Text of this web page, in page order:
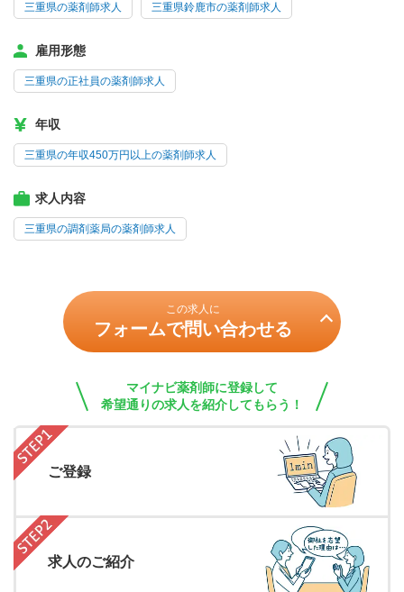
三重県の薬剤師求人 三重県鈴鹿市の薬剤師求人
雇用形態
三重県の正社員の薬剤師求人
年収
三重県の年収450万円以上の薬剤師求人
求人内容
三重県の調剤薬局の薬剤師求人
この求人に
フォームで問い合わせる
マイナビ薬剤師に登録して
希望通りの求人を紹介してもらう！
ご登録
求人のご紹介